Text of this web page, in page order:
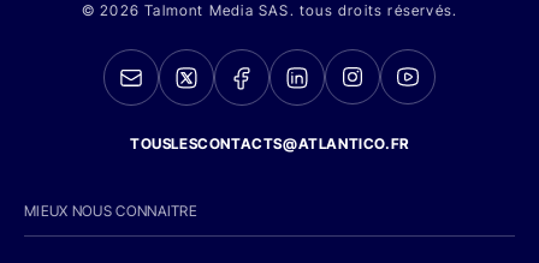
© 2026 Talmont Media SAS. tous droits réservés.
TOUSLESCONTACTS@ATLANTICO.FR
MIEUX NOUS CONNAITRE